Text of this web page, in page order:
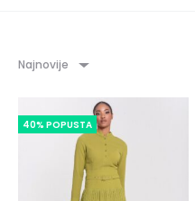
Najnovije
40% POPUSTA